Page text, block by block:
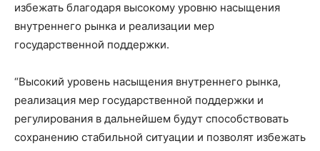
избежать благодаря высокому уровню насыщения
внутреннего рынка и реализации мер
государственной поддержки.
“Высокий уровень насыщения внутреннего рынка,
реализация мер государственной поддержки и
регулирования в дальнейшем будут способствовать
сохранению стабильной ситуации и позволят избежать